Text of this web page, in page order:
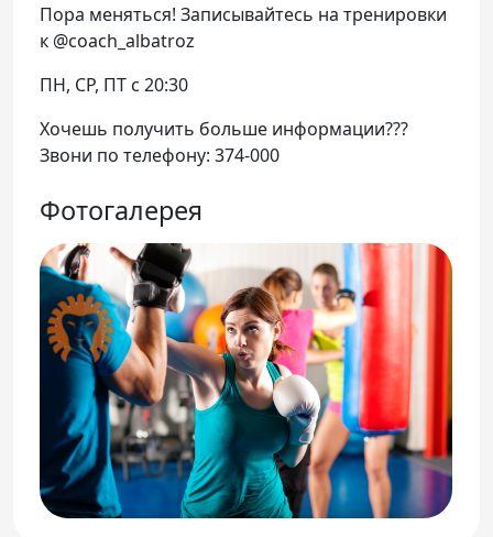
Пора меняться! Записывайтесь на тренировки
к @coach_albatroz
ПН, СР, ПТ с 20:30
Хочешь получить больше информации???
Звони по телефону: 374-000
Фотогалерея